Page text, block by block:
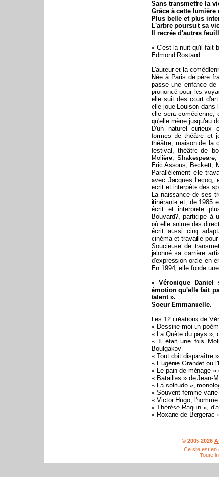
Sans transmettre la
Grâce à cette
Plus belle et plus
L'arbre poursuit sa
Il recrée d'autres
« C'est la nuit qu'il fait
Edmond Rostand.
L'auteur et la
Née à Paris de père
passe une enfance
prononcé pour les
elle suit des court
elle joue Louison dans
elle sera comédienne,
qu'elle mène jusqu'au
D'un naturel curieux
formes de théâtre et
théâtre, maison de la
festival, théâtre de
Molière,
Eric Assous, Beckett,
Parallèlement elle
avec Jacques Lecoq,
ecrit et interpète des
La naissance de ses
itinérante et, de 1985
écrit et interprète
Bouvard?, participe à
où elle anime des
écrit aussi cinq
cinéma et travaille
Soucieuse de
jalonné sa carrière
d'expression orale en
En 1994, elle fonde
« Véronique
émotion qu'elle fait
talent ».
Soeur Emmanuelle.
Les 12 créations de
« Dessine moi un
« La Quête du pays »,
« Il était une fois
Boulgakov
« Tout doit disparaître
« Eugénie Grandet ou
« Le pain de ménage »
« Batailles » de Jean-
« La solitude »,
« Souvent femme
« Victor Hugo,
« Thérèse Raquin »,
« Roxane de Bergerac
© 2005-2026
Ce site est en
Toute